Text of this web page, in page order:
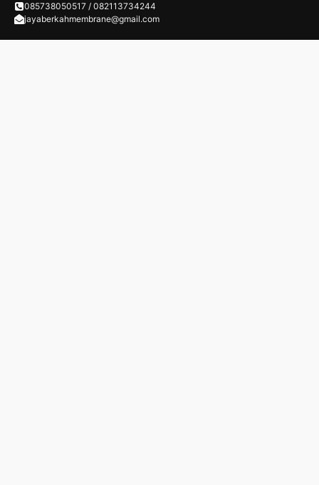
085738050517 / 082113734244
jayaberkahmembrane@gmail.com